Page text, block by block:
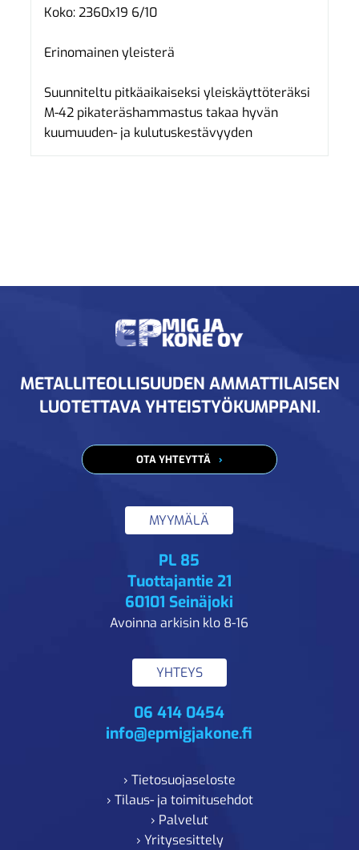
Koko: 2360x19 6/10
Erinomainen yleisterä
Suunniteltu pitkäaikaiseksi yleiskäyttöteräksi
M-42 pikateräshammastus takaa hyvän
kuumuuden- ja kulutuskestävyyden
METALLITEOLLISUUDEN AMMATTILAISEN
LUOTETTAVA YHTEISTYÖKUMPPANI.
OTA YHTEYTTÄ
MYYMÄLÄ
PL 85
Tuottajantie 21
60101 Seinäjoki
Avoinna arkisin klo 8-16
YHTEYS
06 414 0454
info@epmigjakone.fi
› Tietosuojaseloste
› Tilaus- ja toimitusehdot
› Palvelut
› Yritysesittely